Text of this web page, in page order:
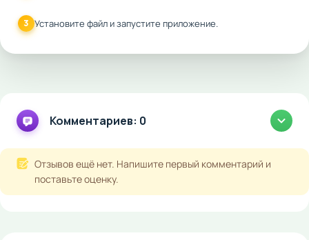
3 Установите файл и запустите приложение.
Комментариев: 0
Отзывов ещё нет. Напишите первый комментарий и
поставьте оценку.